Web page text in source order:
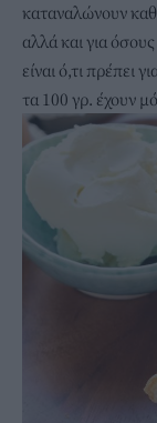
καταναλώνουν
αλλά και για
είναι ό,τι πρέπει
τα 100 γρ. έχουν